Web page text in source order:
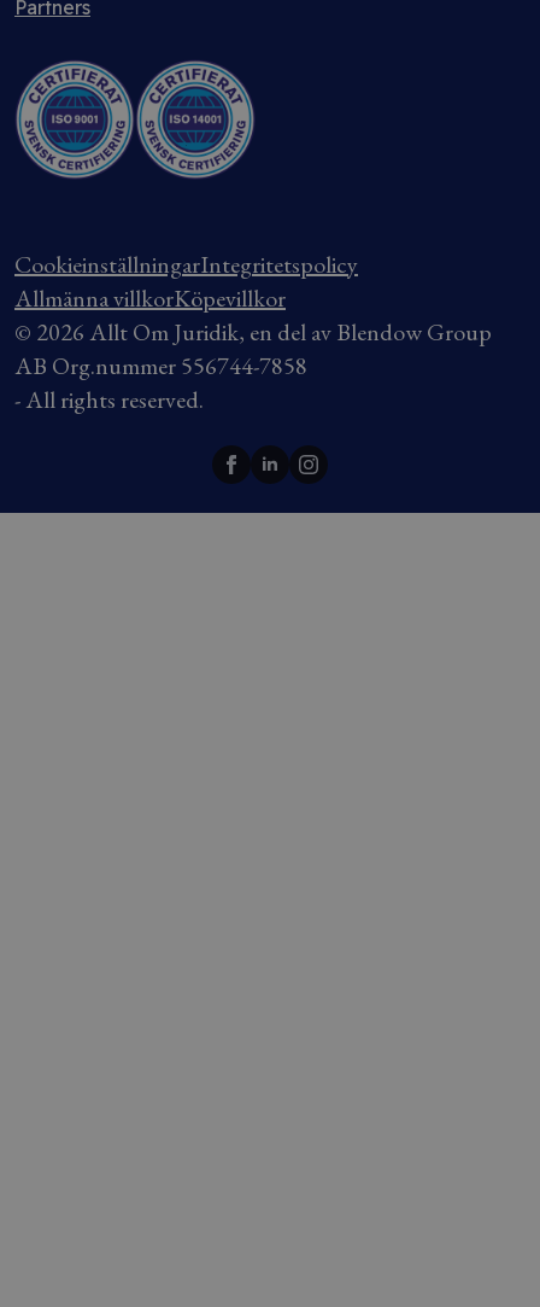
Partners
CookieinställningarIntegritetspolicy
Allmänna villkorKöpevillkor
© 2026 Allt Om Juridik, en del av Blendow Group
AB Org.nummer 556744-7858
- All rights reserved.